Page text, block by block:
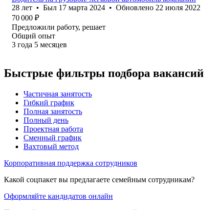
28 лет • Был 17 марта 2024 • Обновлено 22 июля 2022
70 000 ₽
Предложили работу, решает
Общий опыт
3 года 5 месяцев
Быстрые фильтры подбора вакансий
Частичная занятость
Гибкий график
Полная занятость
Полный день
Проектная работа
Сменный график
Вахтовый метод
Корпоративная поддержка сотрудников
Какой соцпакет вы предлагаете семейным сотрудникам?
Оформляйте кандидатов онлайн